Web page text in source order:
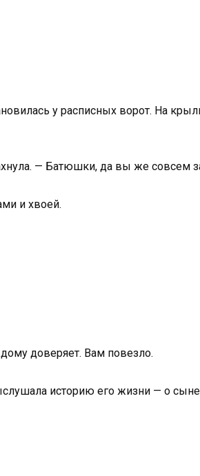
у расписных ворот. На
— Батюшки, да вы же совсем
и хвоей.
доверяет. Вам повезло.
историю его жизни — о